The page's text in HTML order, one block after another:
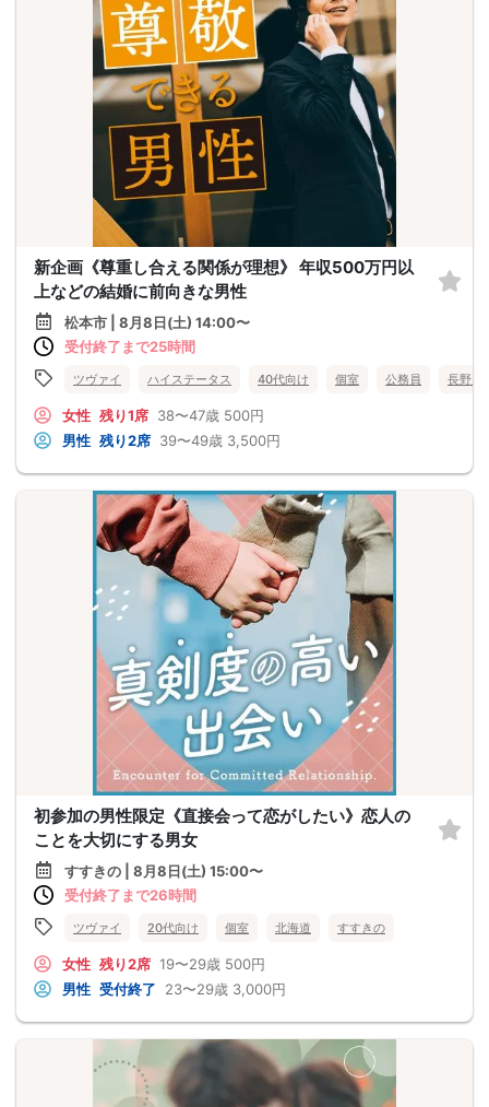
新企画《尊重し合える関係が理想》 年収500万円以
上などの結婚に前向きな男性
松本市 | 8月8日(土) 14:00〜
受付終了まで25時間
ツヴァイ ハイステータス 40代向け 個室 公務員 長野県
女性 残り1席 38〜47歳 500円
男性 残り2席 39〜49歳 3,500円
初参加の男性限定《直接会って恋がしたい》恋人の
ことを大切にする男女
すすきの | 8月8日(土) 15:00〜
受付終了まで26時間
ツヴァイ 20代向け 個室 北海道 すすきの
女性 残り2席 19〜29歳 500円
男性 受付終了 23〜29歳 3,000円